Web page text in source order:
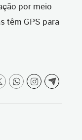
por meio
têm GPS para